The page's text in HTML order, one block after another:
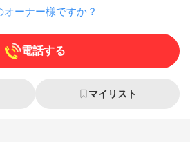
オーナー様ですか？
電話する
マイリスト